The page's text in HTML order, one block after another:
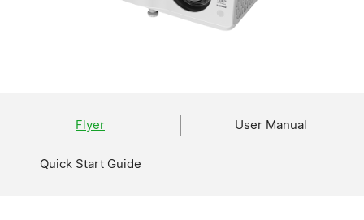
Flyer User Manual
Quick Start Guide